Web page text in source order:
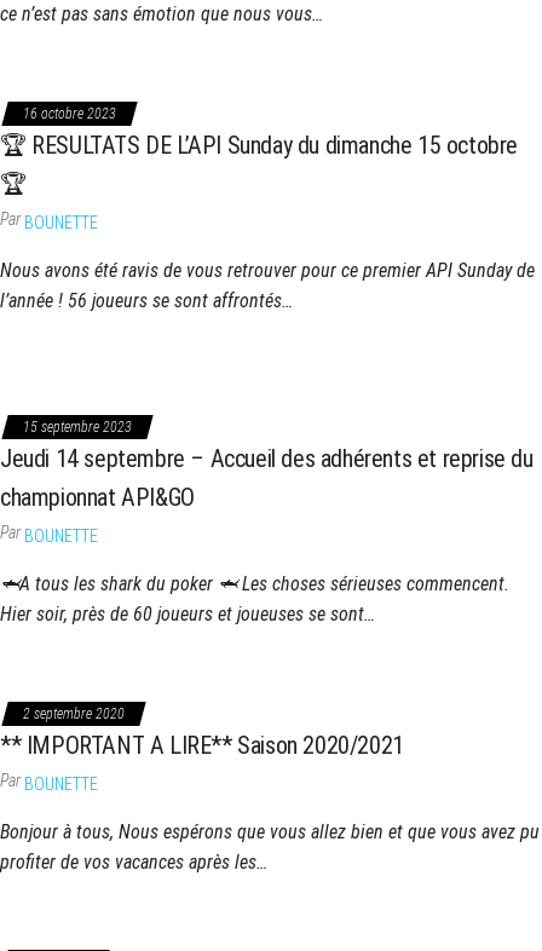
ce n’est pas sans émotion que nous vous…
16 octobre 2023
🏆 RESULTATS DE L’API Sunday du dimanche 15 octobre
🏆
ParBOUNETTE
Nous avons été ravis de vous retrouver pour ce premier API Sunday de
l’année ! 56 joueurs se sont affrontés…
15 septembre 2023
Jeudi 14 septembre – Accueil des adhérents et reprise du
championnat API&GO
ParBOUNETTE
🦈A tous les shark du poker 🦈 Les choses sérieuses commencent.
Hier soir, près de 60 joueurs et joueuses se sont…
2 septembre 2020
** IMPORTANT A LIRE** Saison 2020/2021
ParBOUNETTE
Bonjour à tous, Nous espérons que vous allez bien et que vous avez pu
profiter de vos vacances après les…